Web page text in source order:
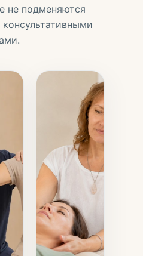
не подменяются